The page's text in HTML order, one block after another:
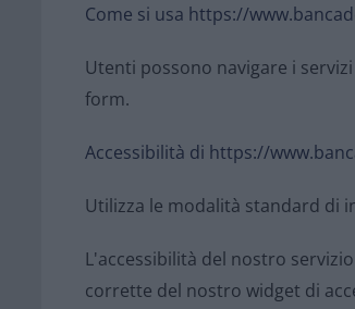
Come si usa https://
Utenti possono navigare i
form.
Accessibilità di https://
Utilizza le modalità standard di
L'accessibilità del nostro
corrette del nostro widget di